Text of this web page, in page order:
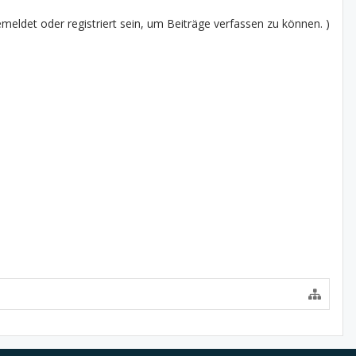
oder registriert sein, um Beiträge verfassen zu können. )